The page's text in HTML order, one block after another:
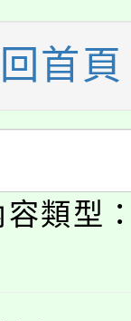
舉行。
享有免
收入戶
可洽有
科技
科技中
入校路
度第
首頁
類型